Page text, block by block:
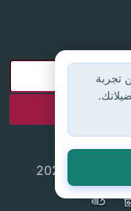
© 2025
تجربة